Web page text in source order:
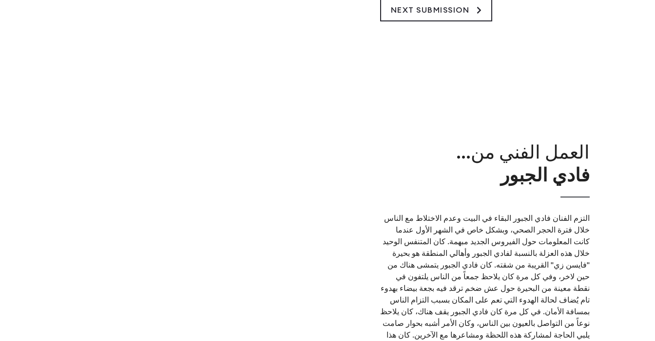
NEXT SUBMISSION
العمل الفني من...
فادي الجبور
التزم الفنان فادي الجبور البقاء في البيت وعدم الاختلاط مع الناس
خلال فترة الحجر الصحي، وبشكل خاص في الشهر الأول عندما
كانت المعلومات حول الفيروس الجديد مبهمة. كان المتنفس الوحيد
خلال هذه العزلة بالنسبة لفادي الجبور وأهالي المنطقة هو بحيرة
"فايسن زي" القريبة من شقته. كان فادي الجبور يتمشى هناك من
حين لاخر، وفي كل مرة كان يلاحظ جمعاً من الناس يلتفون في
نقطة معينة من البحيرة حول عش ضخم ترقد فيه بجعة بيضاء بهدوء
تام يُضاف لحالة الهدوء التي تعم على المكان بسبب التزام الناس
بمسافة الأمان. في كل مرة كان فادي الجبور يقف هناك، كان يلاحظ
نوعاً من التواصل بالعيون بين الناس، وكان الأمر أشبه بحوار صامت
يلبي الحاجة لمشاركة هذه اللحظة ومشاعرها مع الآخرين. كان هذا